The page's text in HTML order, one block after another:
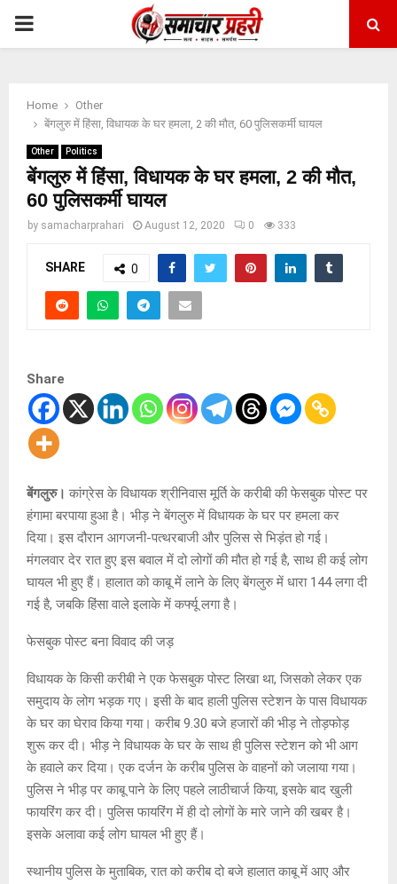
PRIMARY
Home
Other
बेंगलुरु में हिंसा, विधायक के घर हमला, 2 की मौत, 60 पुलिसकर्मी घायल
Other Politics
बेंगलुरु में हिंसा, विधायक के घर हमला, 2 की मौत,
60 पुलिसकर्मी घायल
by samacharprahari August 12, 2020 0 333
SHARE 0
Share
बेंगलुरु। कांग्रेस के विधायक श्रीनिवास मूर्ति के करीबी की फेसबुक पोस्ट पर
हंगामा बरपाया हुआ है। भीड़ ने बेंगलुरु में विधायक के घर पर हमला कर
दिया। इस दौरान आगजनी-पत्थरबाजी और पुलिस से भिड़ंत हो गई।
मंगलवार देर रात हुए इस बवाल में दो लोगों की मौत हो गई है, साथ ही कई लोग
घायल भी हुए हैं। हालात को काबू में लाने के लिए बेंगलुरु में धारा 144 लगा दी
गई है, जबकि हिंसा वाले इलाके में कर्फ्यू लगा है।
फेसबुक पोस्ट बना विवाद की जड़
विधायक के किसी करीबी ने एक फेसबुक पोस्ट लिखा था, जिसको लेकर एक
समुदाय के लोग भड़क गए। इसी के बाद हाली पुलिस स्टेशन के पास विधायक
के घर का घेराव किया गया। करीब 9.30 बजे हजारों की भीड़ ने तोड़फोड़
शुरू कर दी। भीड़ ने विधायक के घर के साथ ही पुलिस स्टेशन को भी आग
के हवाले कर दिया। एक दर्जन के करीब पुलिस के वाहनों को जलाया गया।
पुलिस ने भीड़ पर काबू पाने के लिए पहले लाठीचार्ज किया, इसके बाद खुली
फायरिंग कर दी। पुलिस फायरिंग में ही दो लोगों के मारे जाने की खबर है।
इसके अलावा कई लोग घायल भी हुए हैं।
स्थानीय पुलिस के मुताबिक, रात को करीब दो बजे हालात काबू में आए और